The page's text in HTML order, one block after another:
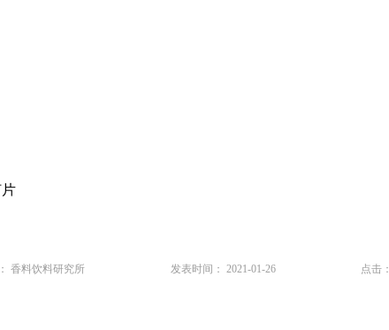
香料饮料研究所 发表时间： 2021-01-26 点击：